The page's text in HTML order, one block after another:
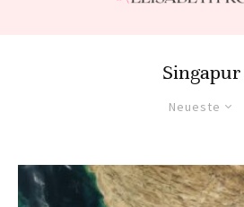
Singapur
Neueste